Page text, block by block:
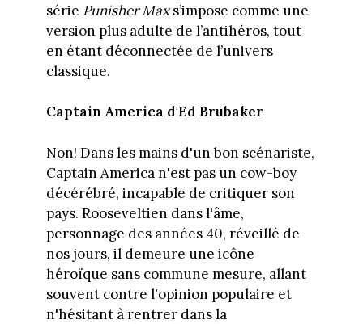
série Punisher Maxs’impose comme une
version plus adulte de l’antihéros, tout
en étant déconnectée de l’univers
classique.
Captain America d'Ed Brubaker
Non! Dans les mains d'un bon scénariste,
Captain America n'est pas un cow-boy
décérébré, incapable de critiquer son
pays. Rooseveltien dans l'âme,
personnage des années 40, réveillé de
nos jours, il demeure une icône
héroïque sans commune mesure, allant
souvent contre l'opinion populaire et
n'hésitant à rentrer dans la